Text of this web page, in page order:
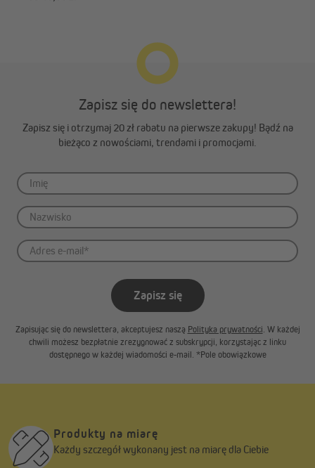
Zapisz się do newslettera!
Zapisz się i otrzymaj 20 zł rabatu na pierwsze zakupy! Bądź na
bieżąco z nowościami, trendami i promocjami.
Zapisz się
Zapisując się do newslettera, akceptujesz naszą Polityka prywatności . W każdej
chwili możesz bezpłatnie zrezygnować z subskrypcji, korzystając z linku
dostępnego w każdej wiadomości e-mail. *Pole obowiązkowe
Produkty na miarę
Każdy szczegół wykonany jest na miarę dla Ciebie